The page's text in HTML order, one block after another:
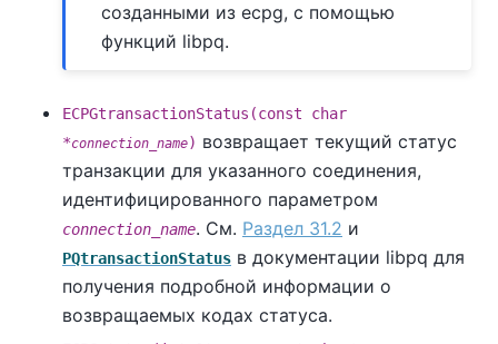
созданными изecpg, с помощью
функций libpq.
ECPGtransactionStatus(const char
*connection_name) возвращает текущий статус
транзакции для указанного соединения,
идентифицированного параметром
connection_name. См. Раздел 31.2 и
PQtransactionStatus в документации libpq для
получения подробной информации о
возвращаемых кодах статуса.